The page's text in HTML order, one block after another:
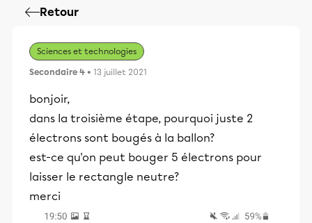
Retour
Sciences et technologies
Secondaire 4 • 13 juillet 2021
bonjoir,
dans la troisième étape, pourquoi juste 2
électrons sont bougés à la ballon?
est-ce qu'on peut bouger 5 électrons pour
laisser le rectangle neutre?
merci